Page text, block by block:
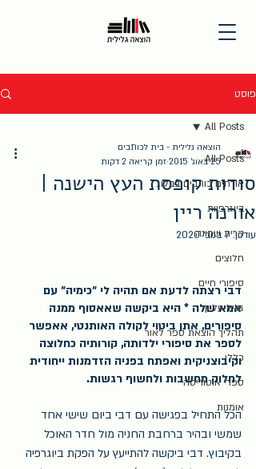
פוסט
All Posts
אורחים כותבים בבלוג
ביוגרפיות
קרית שמונה
חלוצים
סיפורי חיים
גליל עליון
תהליך הוצאת ספר לאור
כללי
ספרי אוטוריטה
אומנות
All Posts
סודות קופסת העץ הישנה |
אורנה ריין
הוצאה גלילית - בית לכותבים
25 באוג׳ 2015
זמן קריאה 2 דקות
עודכן:7 בנוב׳ 2020
דבי רצתה לדעת אם תהיה לי ״כימיה״ עם
אמא שלה * היא ביקשה שאאסוף ממנה
סיפורים, אתן ביטוי לקולה האותנטי, אאפשר
לספר את סיפורי ילדותה, קורותיה כחלוצה
וקיבוצניקית ואפתח בפניה הזדמנות ייחודית
לחלוק מחשבות ולחשוף רגשות.
הכל התחיל בפגישה עם דבי ביום שישי אחד
שמשי ובהיר ברחבת החניה מול חדר האוכל
בקיבוץ. דבי ביקשה להתייעץ על הפקת ביוגרפיה